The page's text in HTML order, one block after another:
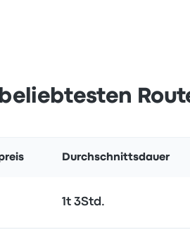
Durchschnittsdauer
1t 3Std.